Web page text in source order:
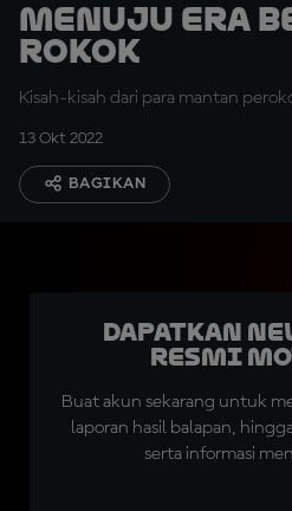
Menuju Era
Rokok
Kisah-kisah dari para mantan
13 Okt 2022
BAGIKAN
Dapatkan
Resmi
Buat akun sekarang untuk
laporan hasil balapan,
serta informasi